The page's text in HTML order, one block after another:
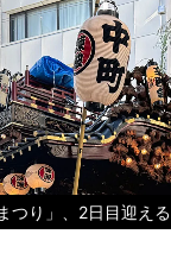
つり」、2日目迎える